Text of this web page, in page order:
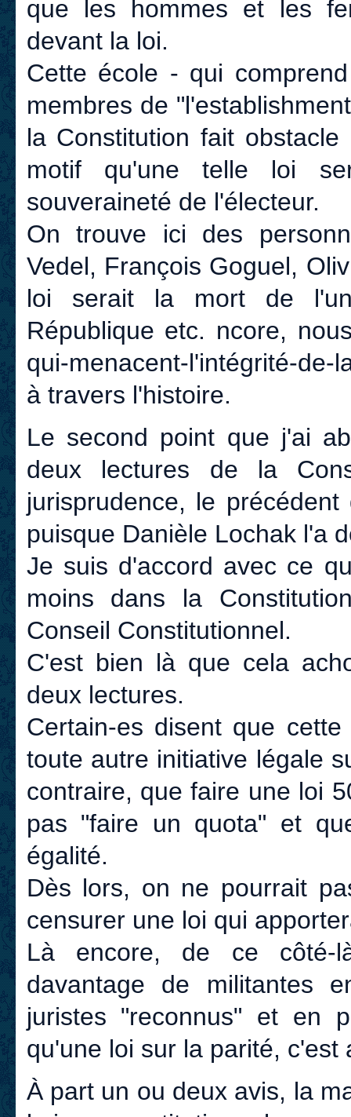
que les hommes et les
devant la loi.
Cette école - qui
membres de
la Constitution fait
motif qu'une telle loi
souveraineté de l'électeur.
On trouve ici des
Vedel, François Goguel,
loi serait la mort de
République etc. ncore,
qui-menacent-l'intégrité-
à travers l'histoire.
Le second point que j'ai
deux lectures de la
jurisprudence, le
puisque Danièle Lochak l'a
Je suis d'accord avec ce
moins dans la
Conseil Constitutionnel.
C'est bien là que cela
deux lectures.
Certain-es disent que
toute autre initiative légale
contraire, que faire une loi
pas "faire un quota" et
égalité.
Dès lors, on ne pourrait
censurer une loi qui
Là encore, de ce côté-
davantage de militantes
juristes "reconnus" et en
qu'une loi sur la parité, c'est
À part un ou deux avis, la